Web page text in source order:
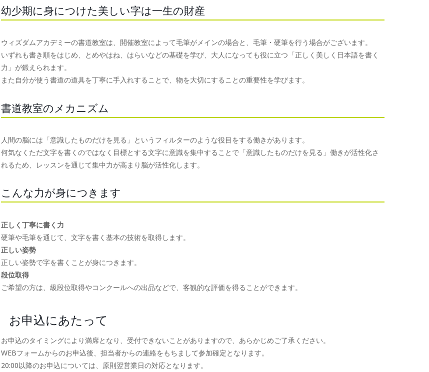
幼少期に身につけた美しい字は一生の財産
ウィズダムアカデミーの書道教室は、開催教室によって毛筆がメインの場合と、毛筆・硬筆を行う場合がございます。
いずれも書き順をはじめ、とめやはね、はらいなどの基礎を学び、大人になっても役に立つ「正しく美しく日本語を書く
力」が鍛えられます。
また自分が使う書道の道具を丁寧に手入れすることで、物を大切にすることの重要性を学びます。
書道教室のメカニズム
人間の脳には「意識したものだけを見る」というフィルターのような役目をする働きがあります。
何気なくただ文字を書くのではなく目標とする文字に意識を集中することで「意識したものだけを見る」働きが活性化さ
れるため、レッスンを通じて集中力が高まり脳が活性化します。
こんな力が身につきます
正しく丁寧に書く力
硬筆や毛筆を通じて、文字を書く基本の技術を取得します。
正しい姿勢
正しい姿勢で字を書くことが身につきます。
段位取得
ご希望の方は、級段位取得やコンクールへの出品などで、客観的な評価を得ることができます。
お申込にあたって
お申込のタイミングにより満席となり、受付できないことがありますので、あらかじめご了承ください。
WEBフォームからのお申込後、担当者からの連絡をもちまして参加確定となります。
20:00以降のお申込については、原則翌営業日の対応となります。